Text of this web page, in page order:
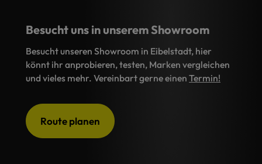
Besucht uns in unserem Showroom
Besucht unseren Showroom in Eibelstadt, hier
könnt ihr anprobieren, testen, Marken vergleichen
und vieles mehr. Vereinbart gerne einen Termin!
Route planen